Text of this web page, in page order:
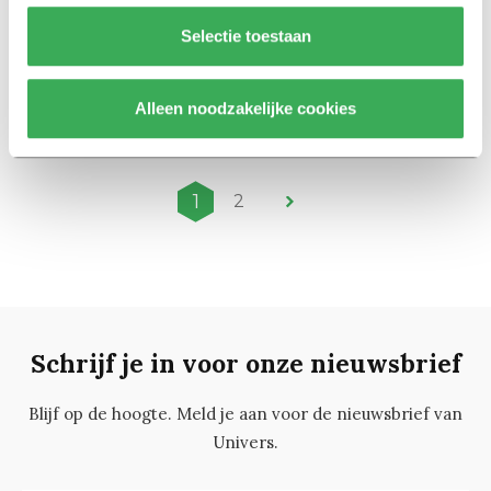
Selectie toestaan
Alleen noodzakelijke cookies
10 december 2018
1 2
Schrijf je in voor onze nieuwsbrief
Blijf op de hoogte. Meld je aan voor de nieuwsbrief van
Univers.